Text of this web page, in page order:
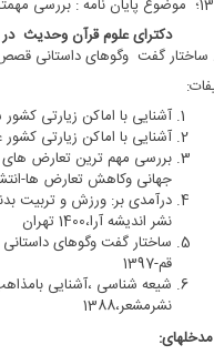
دکترای علوم قرآن وحدیث در
گفت وگوهای داستانی قصص
آشنایی با اماکن زیارتی کشور
آشنایی با اماکن زیارتی کشور
بررسی مهم ترین تعارض
جهانی وکاهش تعارض ها-
درآمدی بر: ورزش و تربیت
نشر اندیشه آرا،1400 تهران
ساختار گفت وگوهای
قم-1397
شیعه شناسی ،آشنایی
نشرمشعر،1388
مدخلهای: